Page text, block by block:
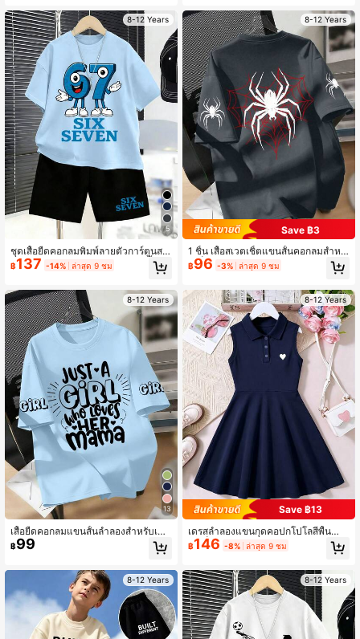
ญิง
8-12 Years
5
ชุดเสื้อยืดคอกลมพิมพ์ลายตัวการ์ตูนสนุ
กสนานหมายเลข 67 + กางเกงขาสั้น
สำหรับเด็กผู้ชาย, ชุดใหม่ฤดูร้อนที่สบา
฿137 -14% ล่าสุด 9 ชม
8-12 Years
13
เสื้อยืดคอกลมแขนสั้นลำลองสำหรับเด็ก
ผู้หญิง พิมพ์ลายสโลแกนวันแม่ ฤดูร้อน
฿99
8-12 Years
8-12 Years
Save ฿3
1 ชิ้น เสื้อสเวตเชิ้ตแขนสั้นคอกลมสำหรั
บเด็กผู้ชาย พิมพ์ลายแมงมุมและใยแมง
มุมรูปหัวใจ สวมใส่สบาย สไตล์ลำลองทั
บเด็กผู้ชาย/วัยรุ่นชาย
฿96 -3% ล่าสุด 9 ชม
8-12 Years
Save ฿13
เดรสลำลองแขนกุดคอปกโปโลสีพื้นสำห
รับเด็กผู้หญิง
฿146 -8% ล่าสุด 9 ชม
8-12 Years